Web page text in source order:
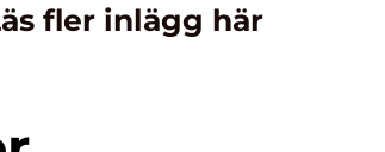
fler inlägg här